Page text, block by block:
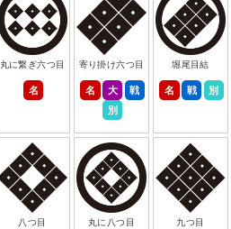
丸に繋ぎ六つ目
名
寄り掛け六つ目
名 大
戦
別
堀尾目結
名 戦 別
八つ目 丸に八つ目 九つ目